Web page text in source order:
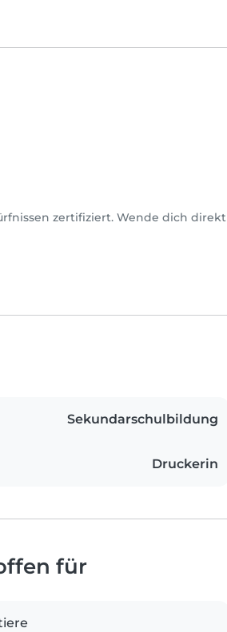
zertifiziert. Wende dich direkt
Sekundarschulbildung
Druckerin
für